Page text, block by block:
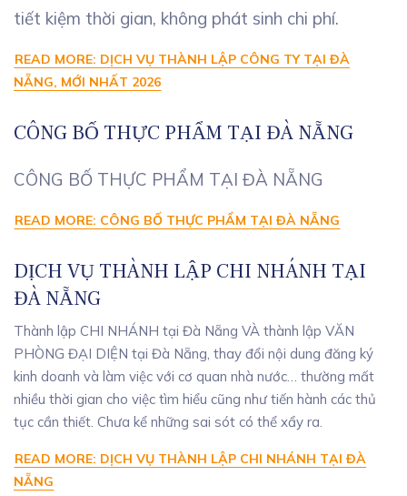
tiết kiệm thời gian, không phát sinh chi phí.
READ MORE: DỊCH VỤ THÀNH LẬP CÔNG TY TẠI ĐÀ
NẴNG, MỚI NHẤT 2026
CÔNG BỐ THỰC PHẨM TẠI ĐÀ NẴNG
CÔNG BỐ THỰC PHẨM TẠI ĐÀ NẴNG
READ MORE: CÔNG BỐ THỰC PHẨM TẠI ĐÀ NẴNG
DỊCH VỤ THÀNH LẬP CHI NHÁNH TẠI
ĐÀ NẴNG
Thành lập CHI NHÁNH tại Đà Nẵng VÀ thành lập VĂN
PHÒNG ĐẠI DIỆN tại Đà Nẵng, thay đổi nội dung đăng ký
kinh doanh và làm việc với cơ quan nhà nước… thường mất
nhiều thời gian cho việc tìm hiểu cũng như tiến hành các thủ
tục cần thiết. Chưa kể những sai sót có thể xẩy ra.
READ MORE: DỊCH VỤ THÀNH LẬP CHI NHÁNH TẠI ĐÀ
NẴNG